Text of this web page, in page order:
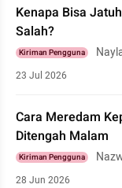
Kenapa Bisa
Salah?
Kiriman Pengguna
23 Jul 2026
Cara Meredam
Ditengah Malam
Kiriman Pengguna
28 Jun 2026